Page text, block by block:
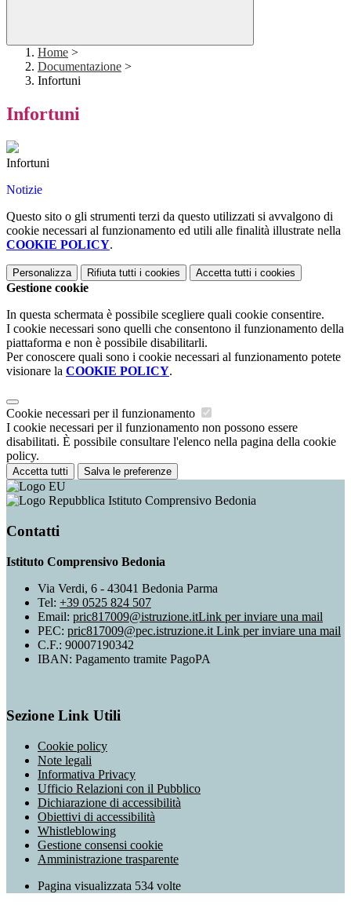
Home >
Documentazione >
Infortuni
Infortuni
Infortuni
Notizie
Questo sito o gli strumenti terzi da questo utilizzati si avvalgono di
cookie necessari al funzionamento ed utili alle finalità illustrate nella
COOKIE POLICY.
Personalizza Rifiuta tutti i cookies Accetta tutti i cookies
Gestione cookie
In questa schermata è possibile scegliere quali cookie consentire.
I cookie necessari sono quelli che consentono il funzionamento della
piattaforma e non è possibile disabilitarli.
Per conoscere quali sono i cookie necessari al funzionamento potete
visionare la COOKIE POLICY.
Cookie necessari per il funzionamento
I cookie necessari per il funzionamento non possono essere
disabilitati. È possibile consultare l'elenco nella pagina della cookie
policy.
Accetta tutti Salva le preferenze
Istituto Comprensivo Bedonia
Contatti
Istituto Comprensivo Bedonia
Via Verdi, 6 - 43041 Bedonia Parma
Tel: +39 0525 824 507
Email: pric817009@istruzione.itLink per inviare una mail
PEC: pric817009@pec.istruzione.it Link per inviare una mail
C.F.: 90007190342
IBAN: Pagamento tramite PagoPA
Sezione Link Utili
Cookie policy
Note legali
Informativa Privacy
Ufficio Relazioni con il Pubblico
Dichiarazione di accessibilità
Obiettivi di accessibilità
Whistleblowing
Gestione consensi cookie
Amministrazione trasparente
Pagina visualizzata 534 volte